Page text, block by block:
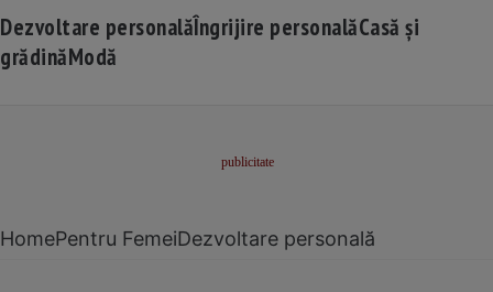
Dezvoltare personalăÎngrijire personalăCasă și
grădinăModă
HomePentru FemeiDezvoltare personală